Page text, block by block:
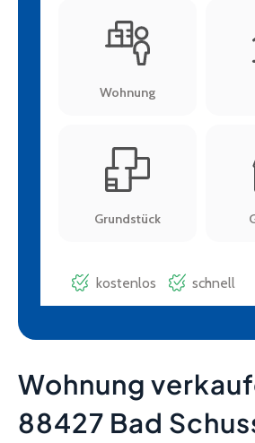
Wohnung
88427 Bad